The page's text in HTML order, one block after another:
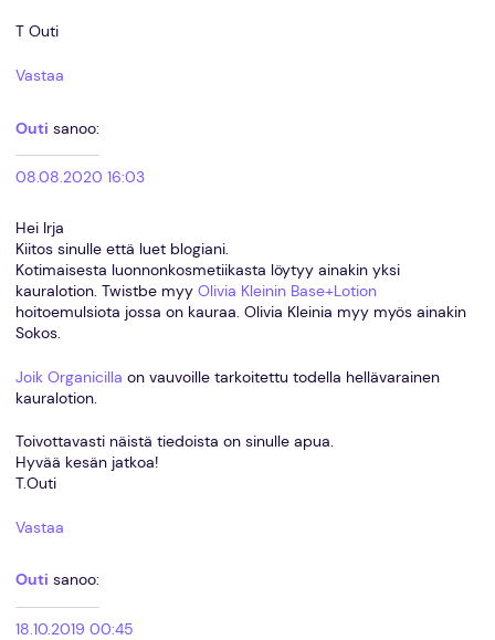
T Outi
Vastaa
Outi sanoo:
08.08.2020 16:03
Hei Irja
Kiitos sinulle että luet blogiani.
Kotimaisesta luonnonkosmetiikasta löytyy ainakin yksi
kauralotion. Twistbe myy Olivia Kleinin Base+Lotion
hoitoemulsiota jossa on kauraa. Olivia Kleinia myy myös ainakin
Sokos.
Joik Organicilla on vauvoille tarkoitettu todella hellävarainen
kauralotion.
Toivottavasti näistä tiedoista on sinulle apua.
Hyvää kesän jatkoa!
T.Outi
Vastaa
Outi sanoo:
18.10.2019 00:45